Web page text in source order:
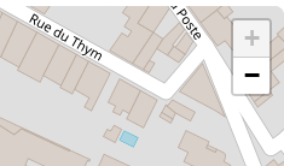
+
−